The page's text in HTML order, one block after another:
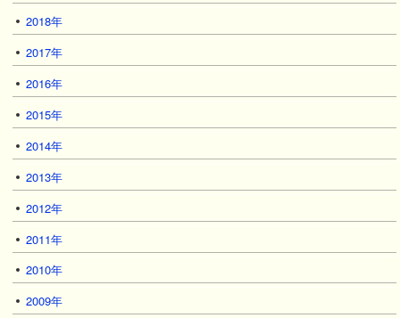
2018年
2017年
2016年
2015年
2014年
2013年
2012年
2011年
2010年
2009年